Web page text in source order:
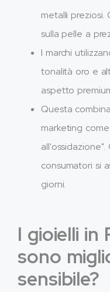
metalli
sulla pelle a
I marchi
tonalità oro e
aspetto
Questa
marketing come
consumatori si
giorni.
I gioielli in
sono
sensibile?